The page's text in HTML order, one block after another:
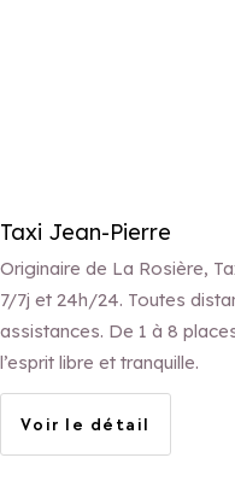
Taxi Jean-Pierre
Originaire de La Rosière,
7/7j et 24h/24. Toutes
assistances. De 1 à 8
l’esprit libre et tranquille.
Voir le détail